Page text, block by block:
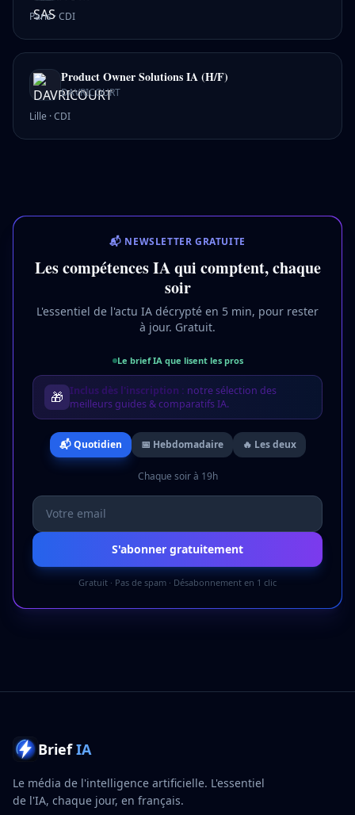
Paris·CDI
Product Owner Solutions IA (H/F)
DAVRICOURT
Lille ·CDI
📬 NEWSLETTER GRATUITE
Les compétences IA qui comptent, chaque
soir
L'essentiel de l'actu IA décrypté en 5 min, pour rester
à jour. Gratuit.
Le brief IA que lisent les pros
🎁 Inclus dès l'inscription : notre sélection des
meilleurs guides & comparatifs IA.
📬 Quotidien 📅 Hebdomadaire 🔥 Les deux
Chaque soir à 19h
S'abonner gratuitement
Gratuit · Pas de spam · Désabonnement en 1 clic
Brief IA
Le média de l'intelligence artificielle. L'essentiel
de l'IA, chaque jour, en français.